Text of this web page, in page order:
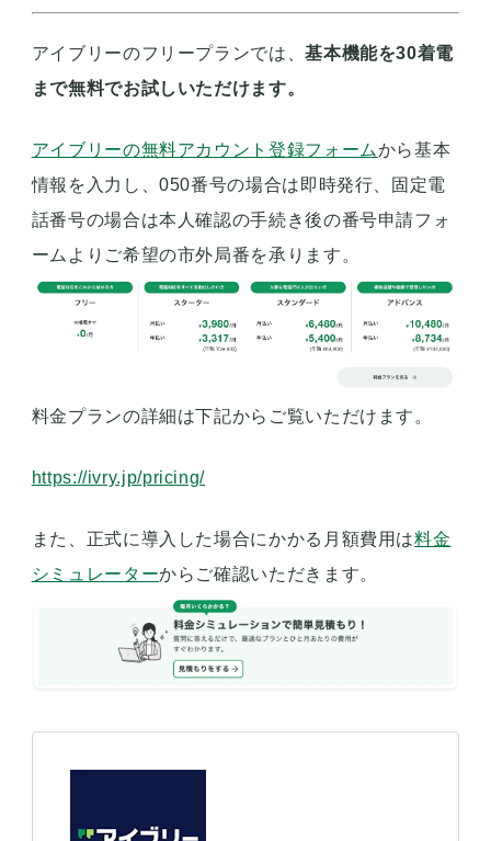
アイブリーのフリープランでは、基本機能を30着電
まで無料でお試しいただけます。
アイブリーの無料アカウント登録フォームから基本
情報を入力し、050番号の場合は即時発行、固定電
話番号の場合は本人確認の手続き後の番号申請フォ
ームよりご希望の市外局番を承ります。
料金プランの詳細は下記からご覧いただけます。
https://ivry.jp/pricing/
また、正式に導入した場合にかかる月額費用は料金
シミュレーターからご確認いただきます。